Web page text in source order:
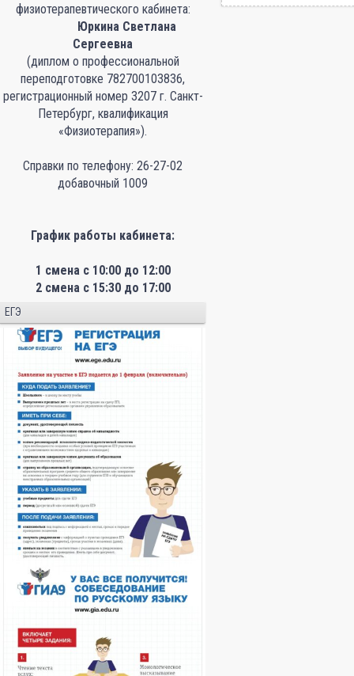
физиотерапевтического кабинета:
Юркина Светлана
Сергеевна
(диплом о профессиональной
переподготовке 782700103836,
регистрационный номер 3207 г. Санкт-
Петербург, квалификация
«Физиотерапия»).
Справки по телефону: 26-27-02
добавочный 1009
График работы кабинета:
1 смена с 10:00 до 12:00
2 смена с 15:30 до 17:00
ЕГЭ